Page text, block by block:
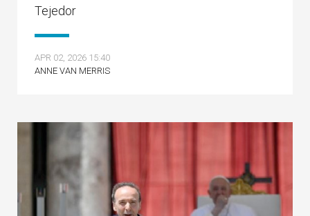
Tejedor
APR 02, 2026 15:40
ANNE VAN MERRIS